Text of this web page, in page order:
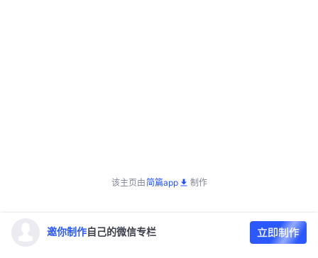
该主页由简篇app 制作
邀你制作 自己的微信专栏